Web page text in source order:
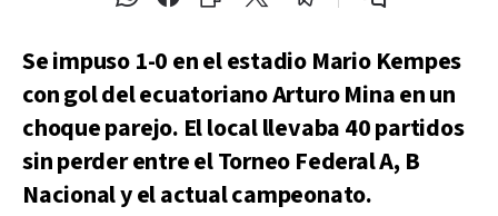
Se impuso 1-0 en el estadio Mario Kempes
con gol del ecuatoriano Arturo Mina en un
choque parejo. El local llevaba 40 partidos
sin perder entre el Torneo Federal A, B
Nacional y el actual campeonato.